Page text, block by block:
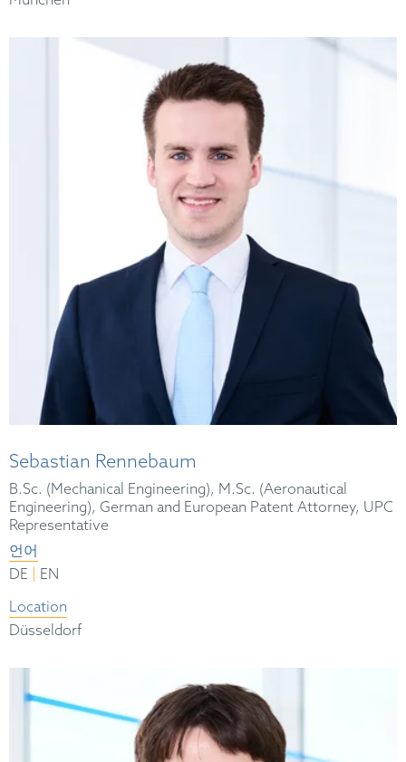
Sebastian Rennebaum
B.Sc. (Mechanical Engineering), M.Sc. (Aeronautical
Engineering), German and European Patent Attorney, UPC
Representative
언어
DE
EN
Location
Düsseldorf